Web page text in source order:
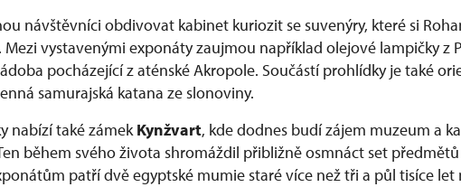
návštěvníci obdivovat kabinet kuriozit se suvenýry, které si
Mezi vystavenými exponáty zaujmou například olejové lampičky z
pocházející z aténské Akropole. Součástí prohlídky je také
samurajská katana ze slonoviny.
nabízí také zámekKynžvart, kde dodnes budí zájem muzeum a
během svého života shromáždil přibližně osmnáct set
patří dvě egyptské mumie staré více než tři a půl tisíce let